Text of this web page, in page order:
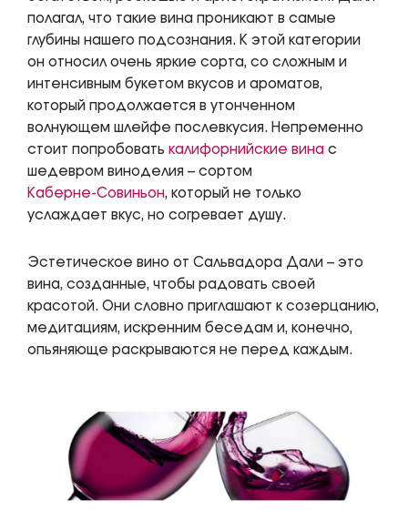
полагал, что такие вина проникают в самые
глубины нашего подсознания. К этой категории
он относил очень яркие сорта, со сложным и
интенсивным букетом вкусов и ароматов,
который продолжается в утонченном
волнующем шлейфе послевкусия. Непременно
стоит попробовать калифорнийские вина с
шедевром виноделия – сортом
Каберне-Совиньон, который не только
услаждает вкус, но согревает душу.
Эстетическое вино от Сальвадора Дали – это
вина, созданные, чтобы радовать своей
красотой. Они словно приглашают к созерцанию,
медитациям, искренним беседам и, конечно,
опьяняюще раскрываются не перед каждым.